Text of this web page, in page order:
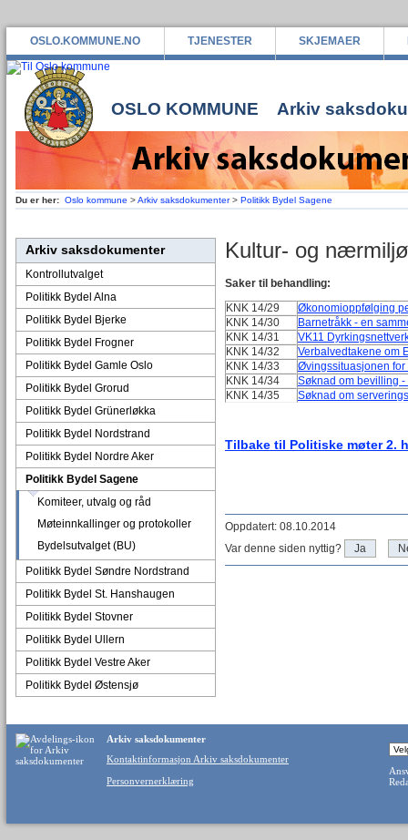
OSLO.KOMMUNE.NO TJENESTER SKJEMAER
OSLO KOMMUNE Arkiv
Du er her: Oslo kommune >Arkiv saksdokumenter> Politikk Bydel Sagene
Arkiv saksdokumenter
Kontrollutvalget
Politikk Bydel Alna
Politikk Bydel Bjerke
Politikk Bydel Frogner
Politikk Bydel Gamle Oslo
Politikk Bydel Grorud
Politikk Bydel Grünerløkka
Politikk Bydel Nordstrand
Politikk Bydel Nordre Aker
Politikk Bydel Sagene
Komiteer, utvalg og råd
Møteinnkallinger og protokoller
Bydelsutvalget (BU)
Politikk Bydel Søndre Nordstrand
Politikk Bydel St. Hanshaugen
Politikk Bydel Stovner
Politikk Bydel Ullern
Politikk Bydel Vestre Aker
Politikk Bydel Østensjø
Kultur- og
Saker til behandling:
KNK 14/29
Økonomioppfølging
KNK 14/30
Barnetråkk - en
KNK 14/31
VK11
KNK 14/32
Verbalvedtakene om
KNK 14/33
Øvingssituasjonen for
KNK 14/34
Søknad om bevilling -
KNK 14/35
Søknad om
Tilbake til Politiske møter 2.
Oppdatert: 08.10.2014
Var denne siden nyttig?
Ja
Arkiv saksdokumenter
Kontaktinformasjon Arkiv saksdokumenter
Personvernerklæring